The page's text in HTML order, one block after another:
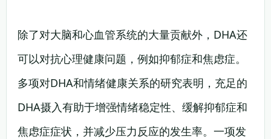
除了对大脑和心血管系统的大量贡献外，DHA还
可以对抗心理健康问题，例如抑郁症和焦虑症。
多项对DHA和情绪健康关系的研究表明，充足的
DHA摄入有助于增强情绪稳定性、缓解抑郁症和
焦虑症症状，并减少压力反应的发生率。一项发